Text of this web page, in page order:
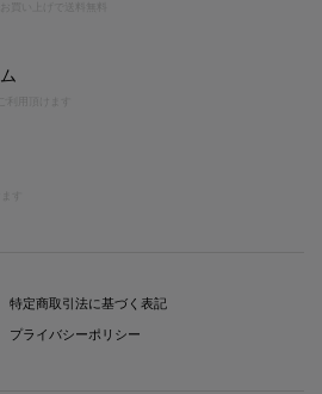
買い上げで送料無料
利用頂けます
特定商取引法に基づく表記
プライバシーポリシー